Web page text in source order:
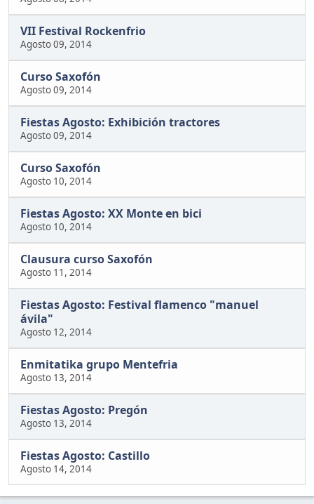
VII Festival Rockenfrio
Agosto 09, 2014
Curso Saxofón
Agosto 09, 2014
Fiestas Agosto: Exhibición tractores
Agosto 09, 2014
Curso Saxofón
Agosto 10, 2014
Fiestas Agosto: XX Monte en bici
Agosto 10, 2014
Clausura curso Saxofón
Agosto 11, 2014
Fiestas Agosto: Festival flamenco "manuel
ávila"
Agosto 12, 2014
Enmitatika grupo Mentefria
Agosto 13, 2014
Fiestas Agosto: Pregón
Agosto 13, 2014
Fiestas Agosto: Castillo
Agosto 14, 2014